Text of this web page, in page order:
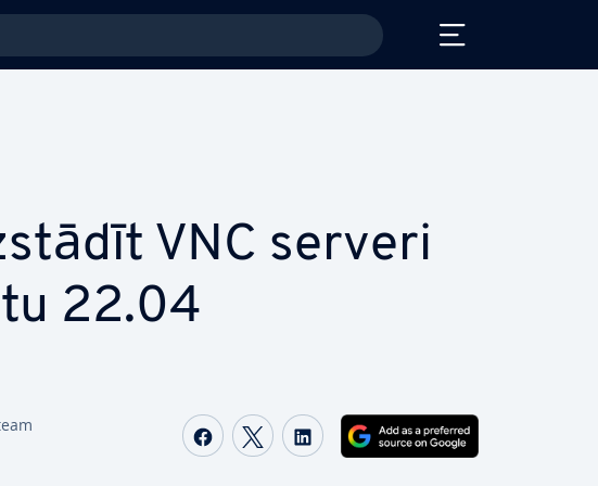
VNC serveri
22.04
Share on Facebook
Share on Twitter
Share on LinkedIn